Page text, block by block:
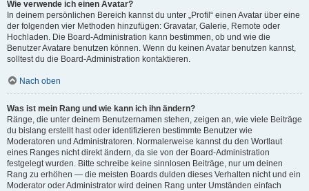
Wie verwende ich einen Avatar?
In deinem persönlichen Bereich kannst du unter „Profil“ einen Avatar über eine
der folgenden vier Methoden hinzufügen: Gravatar, Galerie, Remote oder
Hochladen. Die Board-Administration kann bestimmen, ob und wie die
Benutzer Avatare benutzen können. Wenn du keinen Avatar benutzen kannst,
solltest du die Board-Administration kontaktieren.
Nach oben
Was ist mein Rang und wie kann ich ihn ändern?
Ränge, die unter deinem Benutzernamen stehen, zeigen an, wie viele Beiträge
du bislang erstellt hast oder identifizieren bestimmte Benutzer wie
Moderatoren und Administratoren. Normalerweise kannst du den Wortlaut
eines Ranges nicht direkt ändern, da sie von der Board-Administration
festgelegt wurden. Bitte schreibe keine sinnlosen Beiträge, nur um deinen
Rang zu erhöhen — die meisten Boards dulden dieses Verhalten nicht und ein
Moderator oder Administrator wird deinen Rang unter Umständen einfach